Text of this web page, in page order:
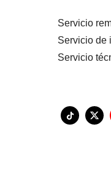
Servicio
Servicio de
Servicio